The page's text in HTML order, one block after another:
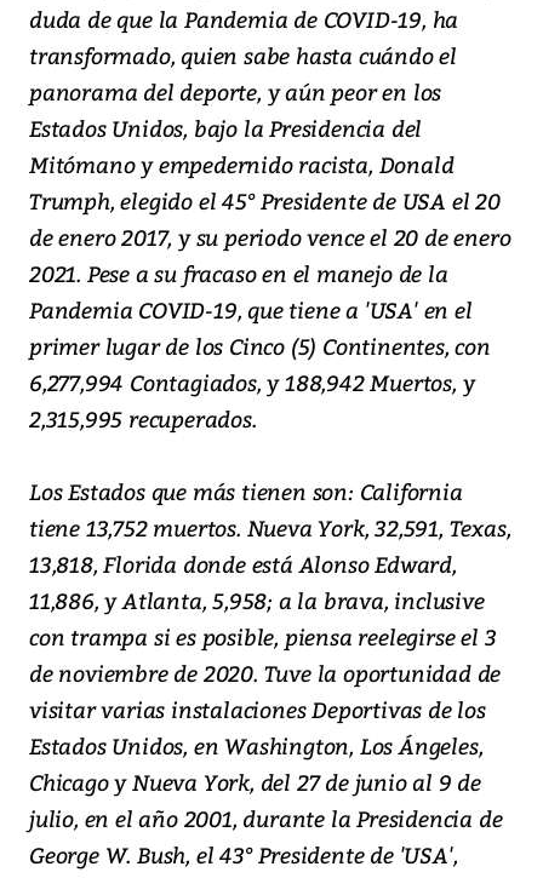
duda de que la Pandemia de COVID-19, ha
transformado, quien sabe hasta cuándo el
panorama del deporte, y aún peor en los
Estados Unidos, bajo la Presidencia del
Mitómano y empedernido racista, Donald
Trumph, elegido el 45° Presidente de USA el 20
de enero 2017, y su periodo vence el 20 de enero
2021. Pese a su fracaso en el manejo de la
Pandemia COVID-19, que tiene a 'USA' en el
primer lugar de los Cinco (5) Continentes, con
6,277,994 Contagiados, y 188,942 Muertos, y
2,315,995 recuperados.
Los Estados que más tienen son: California
tiene 13,752 muertos. Nueva York, 32,591, Texas,
13,818, Florida donde está Alonso Edward,
11,886, y Atlanta, 5,958; a la brava, inclusive
con trampa si es posible, piensa reelegirse el 3
de noviembre de 2020. Tuve la oportunidad de
visitar varias instalaciones Deportivas de los
Estados Unidos, en Washington, Los Ángeles,
Chicago y Nueva York, del 27 de junio al 9 de
julio, en el año 2001, durante la Presidencia de
George W. Bush, el 43° Presidente de 'USA',